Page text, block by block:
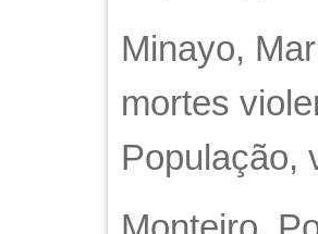
Minayo,
mortes
População,